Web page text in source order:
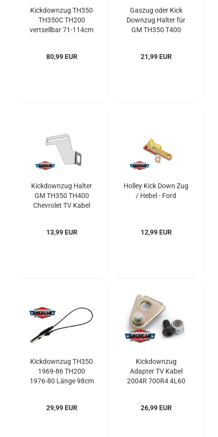
Kickdownzug TH350
TH350C TH200
vertsellbar 71-114cm
80,99 EUR
Gaszug oder Kick
Downzug Halter für
GM TH350 T400
21,99 EUR
Kickdownzug Halter
GM TH350 TH400
Chevrolet TV Kabel
13,99 EUR
Holley Kick Down Zug
/ Hebel - Ford
12,99 EUR
Kickdownzug TH350
1969-86 TH200
1976-80 Länge 98cm
29,99 EUR
Kickdownzug
Adapter TV Kabel
2004R 700R4 4L60
26,99 EUR